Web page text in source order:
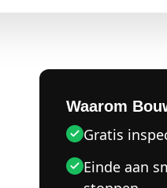
Waarom
Gratis
Einde aan